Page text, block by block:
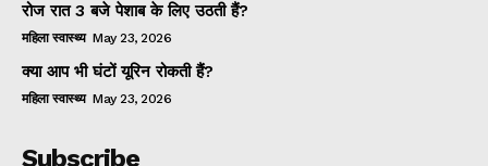
रोज रात 3 बजे पेशाब के लिए उठती हैं?
महिला स्वास्थ्य May 23, 2026
क्या आप भी घंटों यूरिन रोकती हैं?
महिला स्वास्थ्य May 23, 2026
Subscribe